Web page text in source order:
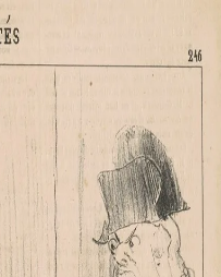
a Mirror